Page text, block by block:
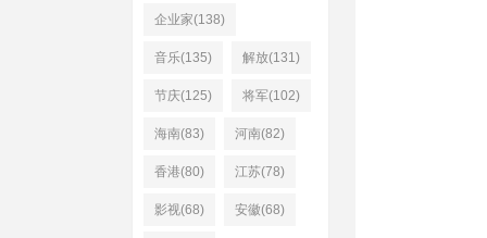
企业家(138)
音乐(135) 解放(131)
节庆(125) 将军(102)
海南(83) 河南(82)
香港(80) 江苏(78)
影视(68) 安徽(68)